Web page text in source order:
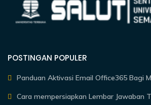
POSTINGAN POPULER
Panduan Aktivasi Email Office365 Bagi
Cara mempersiapkan Lembar Jawaban